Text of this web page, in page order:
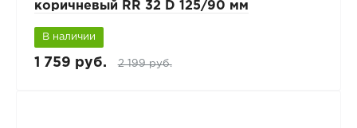
коричневый RR 32 D 125/90 мм
В наличии
1 759 руб. 2 199 руб.